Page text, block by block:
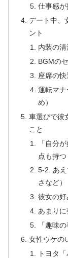
仕事感が
デート中、
ント
内装の清
BGMの
座席の快
運転マ
め）
車選びで彼
こと
「自分
点も持つ
5-2. あ
さなど）
彼女の好
あまり
「趣味
女性ウケの
トヨタ